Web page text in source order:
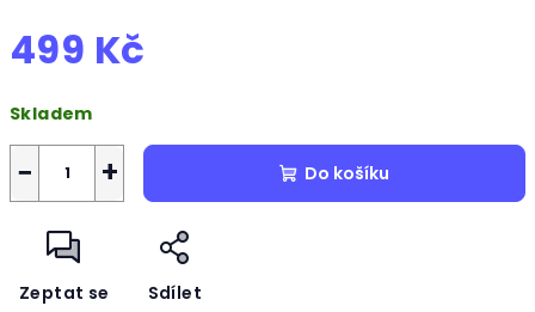
499 Kč
cena:
Skladem
+
− Do košíku
Zeptat se Sdílet